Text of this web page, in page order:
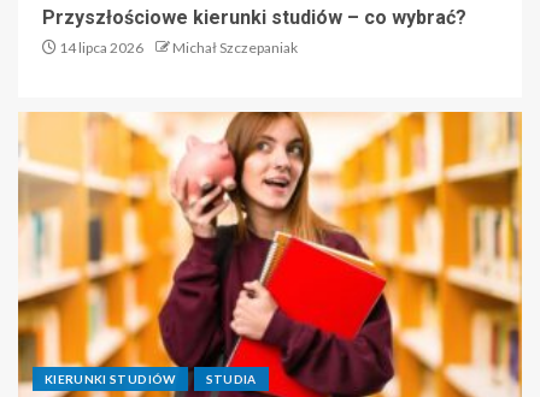
Przyszłościowe kierunki studiów – co wybrać?
14 lipca 2026 Michał Szczepaniak
KIERUNKI STUDIÓW STUDIA